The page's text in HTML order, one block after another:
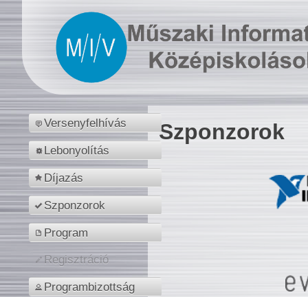
Versenyfelhívás
Lebonyolítás
Díjazás
Szponzorok
Program
Regisztráció
Programbizottság
Szponzorok